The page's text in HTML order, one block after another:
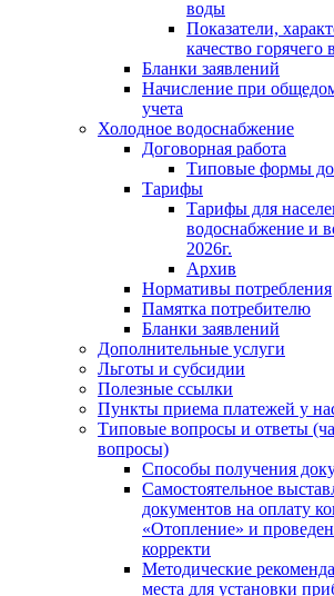
воды
Показатели,
качество
Бланки заявлений
Начисление при
учета
Холодное водоснабжение
Договорная работа
Типовые формы
Тарифы
Тарифы для
водоснабжение и
2026г.
Архив
Нормативы потребления
Памятка потребителю
Бланки заявлений
Дополнительные услуги
Льготы и субсидии
Полезные ссылки
Пункты приема платежей у
Типовые вопросы и ответы
вопросы)
Способы получения
Самостоятельное
документов на оплату
«Отопление» и
корректи
Методические
места для установки